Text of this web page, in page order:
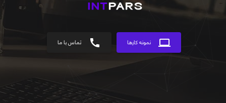
computer نمونه کارها call تماس با ما